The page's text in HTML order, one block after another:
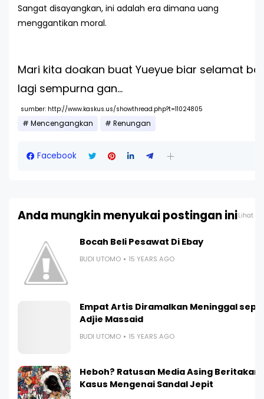
Sangat disayangkan, ini adalah era dimana uang
menggantikan moral.
Mari kita doakan buat Yueyue biar selamat
lagi sempurna gan...
sumber: http://www.kaskus.us/showthread.php?t=11024805
Mencengangkan Renungan
Facebook
Anda mungkin menyukai postingan iniLihat
Bocah Beli Pesawat Di Ebay
BUDI UTOMO 15 YEARS AGO
Empat Artis Diramalkan Meninggal
Adjie Massaid
BUDI UTOMO 15 YEARS AGO
Heboh? Ratusan Media Asing Beritakan
Kasus Mengenai Sandal Jepit